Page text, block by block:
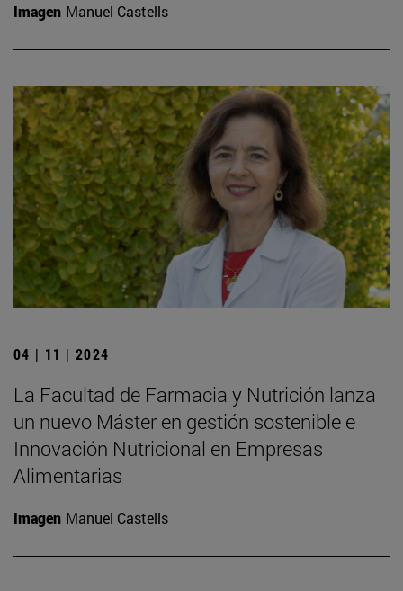
Imagen Manuel Castells
04 | 11 | 2024
La Facultad de Farmacia y Nutrición lanza
un nuevo Máster en gestión sostenible e
Innovación Nutricional en Empresas
Alimentarias
Imagen Manuel Castells